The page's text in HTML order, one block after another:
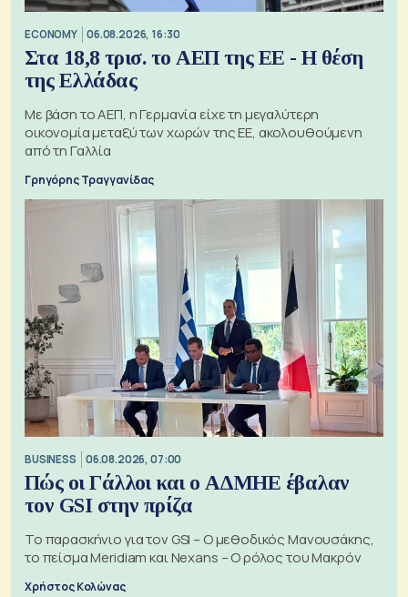
ECONOMY 06.08.2026, 16:30
Στα 18,8 τρισ. το ΑΕΠ της ΕΕ - Η θέση
της Ελλάδας
Με βάση το ΑΕΠ, η Γερμανία είχε τη μεγαλύτερη
οικονομία μεταξύ των χωρών της ΕΕ, ακολουθούμενη
από τη Γαλλία
Γρηγόρης Τραγγανίδας
BUSINESS 06.08.2026, 07:00
Πώς οι Γάλλοι και ο ΑΔΜΗΕ έβαλαν
τον GSI στην πρίζα
Το παρασκήνιο για τον GSI – Ο μεθοδικός Μανουσάκης,
το πείσμα Meridiam και Nexans – Ο ρόλος του Μακρόν
Χρήστος Κολώνας